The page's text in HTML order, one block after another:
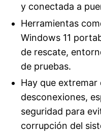
y conectada a
Herramientas
Windows 11
de rescate,
de pruebas.
Hay que extremar
desconexiones,
seguridad para
corrupción del